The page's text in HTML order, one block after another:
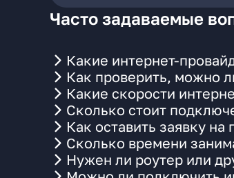
Часто задаваемые
Какие интернет-
Как проверить, можно
Какие скорости
Сколько стоит
Как оставить заявку
Сколько времени
Нужен ли роутер или